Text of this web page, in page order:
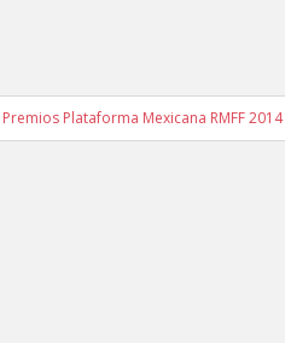
Premios Plataforma Mexicana RMFF 2014